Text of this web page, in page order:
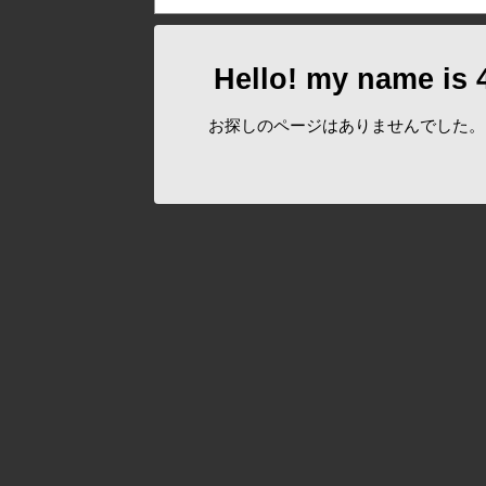
Hello! my name is
お探しのページはありませんでした。